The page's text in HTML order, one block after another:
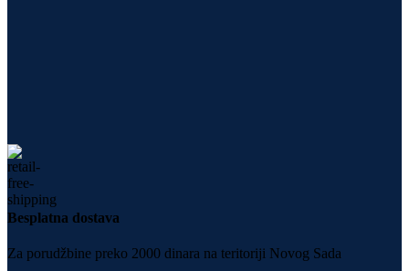
Besplatna dostava
Za porudžbine preko 2000 dinara na teritoriji Novog Sada